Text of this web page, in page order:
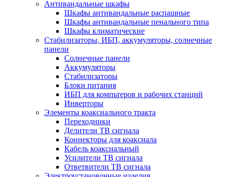
Антивандальные шкафы
Шкафы антивандальные распашные
Шкафы антивандальные пенального типа
Шкафы климатические
Стабилизаторы, ИБП, аккумуляторы, солнечные
панели
Солнечные панели
Аккумуляторы
Стабилизаторы
Блоки питания
ИБП для компьтеров и рабочих станций
Инверторы
Элементы коаксиального тракта
Переходники
Делители ТВ сигнала
Коннекторы для коаксиала
Кабель коаксиальный
Усилители ТВ сигнала
Ответвители ТВ сигнала